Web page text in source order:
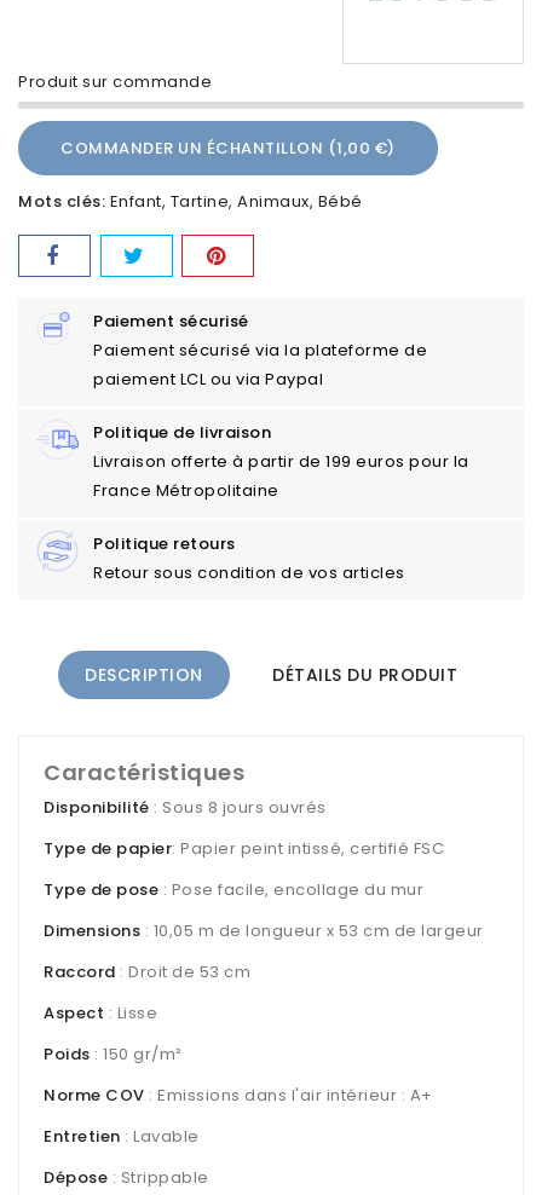
Produit sur commande
COMMANDER UN ÉCHANTILLON (1,00 €)
Mots clés: Enfant Tartine Animaux Bébé
Paiement sécurisé
Paiement sécurisé via la plateforme de
paiement LCL ou via Paypal
Politique de livraison
Livraison offerte à partir de 199 euros pour la
France Métropolitaine
Politique retours
Retour sous condition de vos articles
DESCRIPTION DÉTAILS DU PRODUIT
Caractéristiques
Disponibilité : Sous 8 jours ouvrés
Type de papier: Papier peint intissé, certifié FSC
Type de pose : Pose facile, encollage du mur
Dimensions : 10,05 m de longueur x 53 cm de largeur
Raccord : Droit de 53 cm
Aspect : Lisse
Poids : 150 gr/m²
Norme COV : Emissions dans l'air intérieur : A+
Entretien : Lavable
Dépose : Strippable